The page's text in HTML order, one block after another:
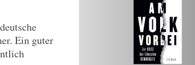
Ein guter